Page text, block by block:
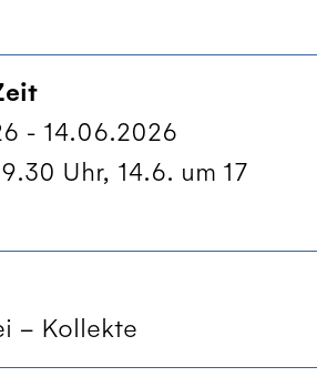
- 14.06.2026
Uhr, 14.6. um 17
– Kollekte